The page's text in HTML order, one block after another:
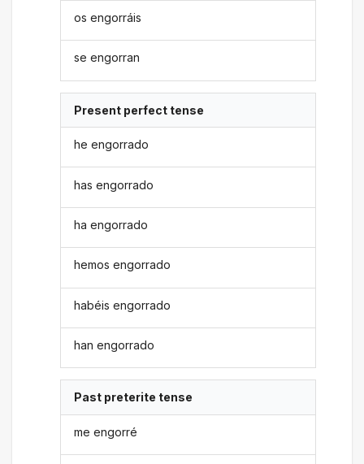
os engorráis
se engorran
Present perfect tense
he engorrado
has engorrado
ha engorrado
hemos engorrado
habéis engorrado
han engorrado
Past preterite tense
me engorré